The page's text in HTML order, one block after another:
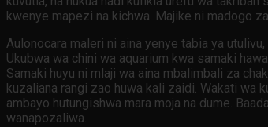
kwenye mapezi na kichwa. Majike ni madogo
Aulonocara maleri ni aina yenye tabia ya
Ukubwa wa chini wa aquarium kwa samaki
Samaki huyu ni mlaji wa aina mbalimbali za
kuzaliana rangi zao huwa kali zaidi. Wakati wa
ambayo hutungishwa mara moja na dume.
wanapozaliwa.